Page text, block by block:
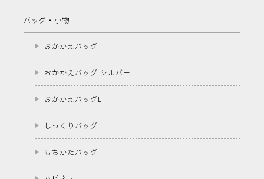
バッグ・小物
おかかえバッグ
おかかえバッグ シルバー
おかかえバッグL
しっくりバッグ
もちかたバッグ